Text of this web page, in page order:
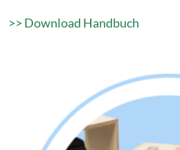
>> Download Handbuch